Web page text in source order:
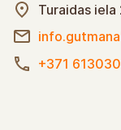
Turaidas iela
+371